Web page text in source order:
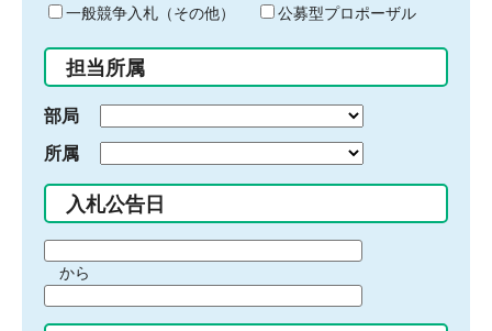
ド
入
力
一般競争入札（その他）
公募型プロポーザル
担当所属
部局
所属
入札公告日
間
始
から
間